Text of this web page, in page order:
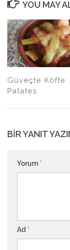
YOU MAY
Güveçte Köfte
Patates
BIR YANIT
Yorum *
Ad *